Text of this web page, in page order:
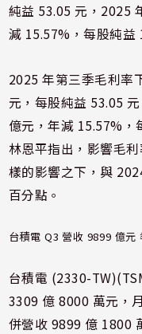
純益 53.05 元，2025
減 15.57%，每股純益
2025 年第三季毛利率
元，每股純益 53.05
億元，年減 15.57%，
林恩平指出，影響毛
樣的影響之下，與
百分點。
台積電 Q3 營收 9899 億
台積電 (2330-TW)(
3309 億 8000 萬元，
併營收 9899 億 1800